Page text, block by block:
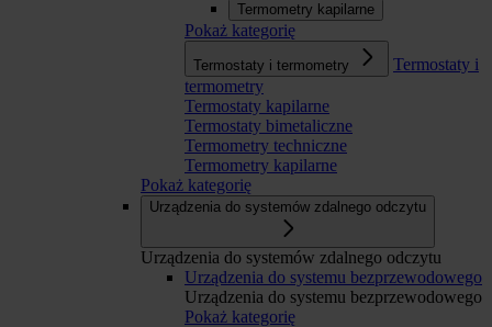
Termometry kapilarne
Pokaż kategorię
Termostaty i termometry
Termostaty i
termometry
Termostaty kapilarne
Termostaty bimetaliczne
Termometry techniczne
Termometry kapilarne
Pokaż kategorię
Urządzenia do systemów zdalnego odczytu
Urządzenia do systemów zdalnego odczytu
Urządzenia do systemu bezprzewodowego
Urządzenia do systemu bezprzewodowego
Pokaż kategorię